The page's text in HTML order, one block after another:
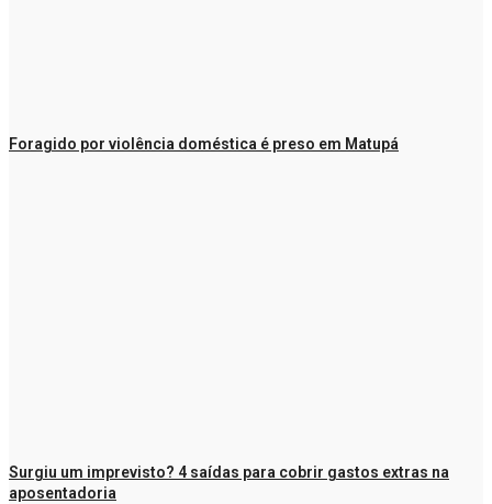
Foragido por violência doméstica é preso em Matupá
Surgiu um imprevisto? 4 saídas para cobrir gastos extras na
aposentadoria